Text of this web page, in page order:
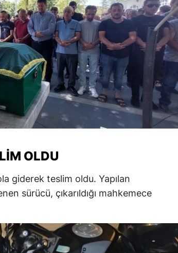
OLDU
giderek teslim oldu. Yapılan
sürücü, çıkarıldığı mahkemece